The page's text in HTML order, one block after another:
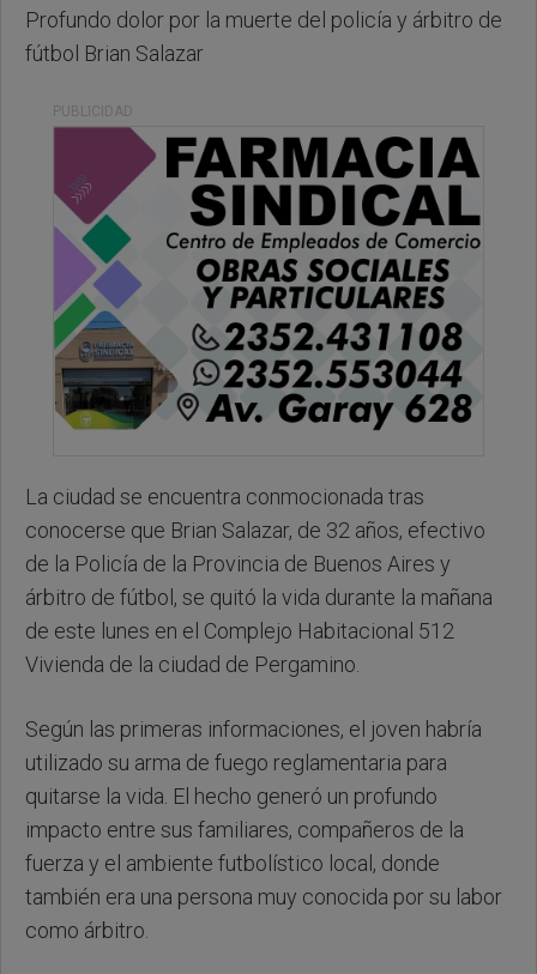
Profundo dolor por la muerte del policía y árbitro de
fútbol Brian Salazar
PUBLICIDAD
La ciudad se encuentra conmocionada tras
conocerse que Brian Salazar, de 32 años, efectivo
de la Policía de la Provincia de Buenos Aires y
árbitro de fútbol, se quitó la vida durante la mañana
de este lunes en el Complejo Habitacional 512
Vivienda de la ciudad de Pergamino.
Según las primeras informaciones, el joven habría
utilizado su arma de fuego reglamentaria para
quitarse la vida. El hecho generó un profundo
impacto entre sus familiares, compañeros de la
fuerza y el ambiente futbolístico local, donde
también era una persona muy conocida por su labor
como árbitro.